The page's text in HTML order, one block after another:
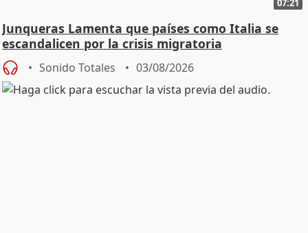
07:21
Junqueras Lamenta que países como Italia se
escandalicen por la crisis migratoria
Sonido Totales 03/08/2026